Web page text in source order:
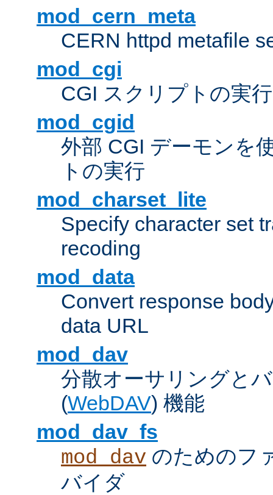
mod_cern_meta
CERN httpd metafile
mod_cgi
CGI スクリプトの実行
mod_cgid
外部 CGI デーモンを
トの実行
mod_charset_lite
Specify character set
recoding
mod_data
Convert response
data URL
mod_dav
分散オーサリングと
(WebDAV) 機能
mod_dav_fs
mod_dav のためのフ
バイダ